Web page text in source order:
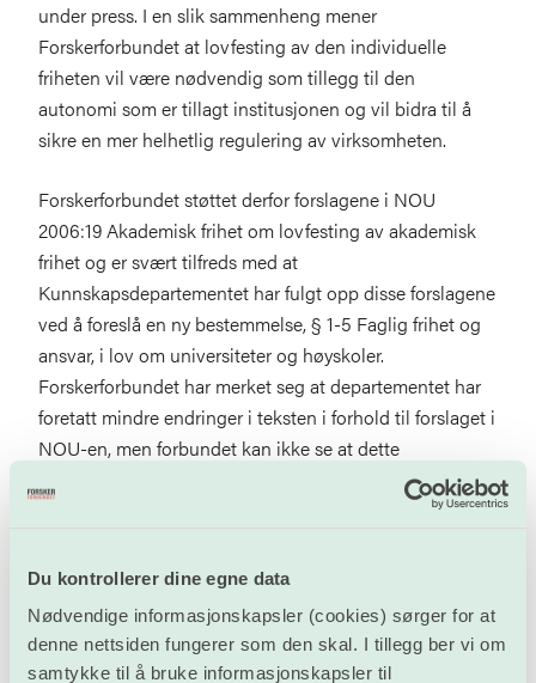
Du kontrollerer dine egne data
Nødvendige informasjonskapsler (cookies) sørger for at
denne nettsiden fungerer som den skal. I tillegg ber vi om
samtykke til å bruke informasjonskapsler til
under press. I en slik sammenheng mener
Forskerforbundet at lovfesting av den individuelle
friheten vil være nødvendig som tillegg til den
autonomi som er tillagt institusjonen og vil bidra til å
sikre en mer helhetlig regulering av virksomheten.
Forskerforbundet støttet derfor forslagene i NOU
2006:19 Akademisk frihet om lovfesting av akademisk
frihet og er svært tilfreds med at
Kunnskapsdepartementet har fulgt opp disse forslagene
ved å foreslå en ny bestemmelse, § 1-5 Faglig frihet og
ansvar, i lov om universiteter og høyskoler.
Forskerforbundet har merket seg at departementet har
foretatt mindre endringer i teksten i forhold til forslaget i
NOU-en, men forbundet kan ikke se at dette
representerer noen reell endring og støtter derfor det
Forskerforbundet vil tilslutt understreke behovet for at
betingelser for å kunne realiseres. Hindringer for reell
akademisk frihet oppleves oftere i form av mangel på